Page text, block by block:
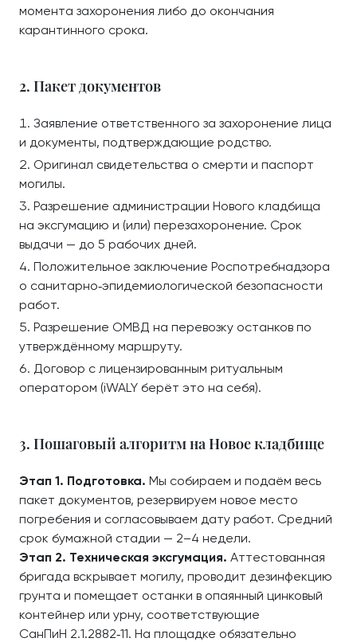
момента захоронения либо до окончания
карантинного срока.
2. Пакет документов
Заявление ответственного за захоронение лица
и документы, подтверждающие родство.
Оригинал свидетельства о смерти и паспорт
могилы.
Разрешение администрации Нового кладбища
на эксгумацию и (или) перезахоронение. Срок
выдачи — до 5 рабочих дней.
Положительное заключение Роспотребнадзора
о санитарно‑эпидемиологической безопасности
работ.
Разрешение ОМВД на перевозку останков по
утверждённому маршруту.
Договор с лицензированным ритуальным
оператором (iWALY берёт это на себя).
3. Пошаговый алгоритм на Новое кладбище
Этап 1. Подготовка. Мы собираем и подаём весь
пакет документов, резервируем новое место
погребения и согласовываем дату работ. Средний
срок бумажной стадии — 2–4 недели.
Этап 2. Техническая эксгумация. Аттестованная
бригада вскрывает могилу, проводит дезинфекцию
грунта и помещает останки в опаянный цинковый
контейнер или урну, соответствующие
СанПиН 2.1.2882‑11. На площадке обязательно